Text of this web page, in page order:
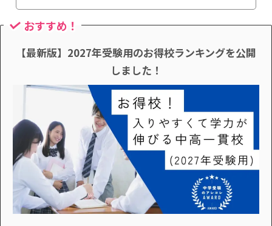
おすすめ！
【最新版】2027年受験用のお得校ランキングを公開
しました！